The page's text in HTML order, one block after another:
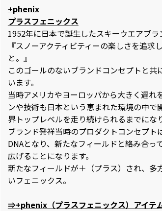
+phenix
プラスフェニックス
1952年に日本で誕生したスキーウエアブラ
『スノーアクティビティーの楽しさを追求
と。』
このゴールのないブランドコンセプトと共
います。
当時アメリカやヨーロッパから大きく遅れ
ンや技術も日本という恵まれた環境の中で
界トップレベルを走り続けられるまでにな
ブランド発祥当時のプロダクトコンセプト
DNAとなり、新たなフィールドと絡み合っ
広げることになります。
新たなフィールドが＋（プラス）され、多
いフェニックス。
⇒+phenix（プラスフェニックス）アイテ